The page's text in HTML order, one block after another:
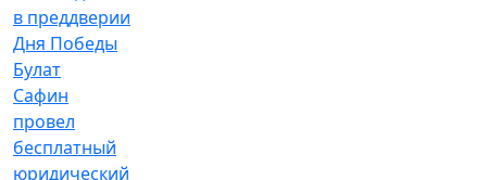
Булат
Сафин
провел
бесплатный
юридический